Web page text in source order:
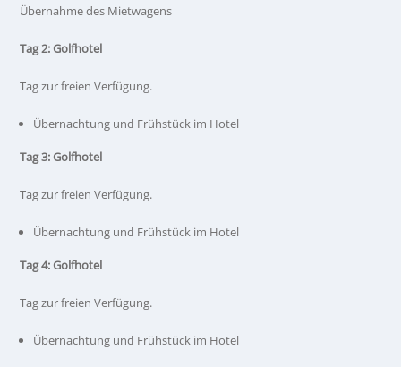
Übernahme des Mietwagens
Tag 2: Golfhotel
Tag zur freien Verfügung.
Übernachtung und Frühstück im Hotel
Tag 3: Golfhotel
Tag zur freien Verfügung.
Übernachtung und Frühstück im Hotel
Tag 4: Golfhotel
Tag zur freien Verfügung.
Übernachtung und Frühstück im Hotel